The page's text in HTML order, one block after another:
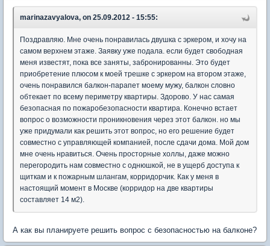
marinazavyalova, on 25.09.2012 - 15:55:
Поздравляю. Мне очень понравилась двушка с эркером, и хочу на
самом верхнем этаже. Заявку уже подала. если будет свободная
меня известят, пока все заняты, забронированны. Это будет
приобретение плюсом к моей трешке с эркером на втором этаже,
очень понравился балкон-парапет моему мужу, балкон словно
обтекает по всему периметру квартиры. Здорово. У нас самая
безопасная по пожаробезопасности квартира. Конечно встает
вопрос о возможности проникновения через этот балкон. но мы
уже придумали как решить этот вопрос, но его решение будет
совместно с управляющей компанией, после сдачи дома. Мой дом
мне очень нравиться. Очень просторные холлы, даже можно
перегородить нам совместно с однюшкой, не в ущерб доступа к
щиткам и к пожарным шлангам, корридорчик. Как у меня в
настоящий момент в Москве (корридор на две квартиры
составляет 14 м2).
А как вы планируете решить вопрос с безопасностью на балконе?